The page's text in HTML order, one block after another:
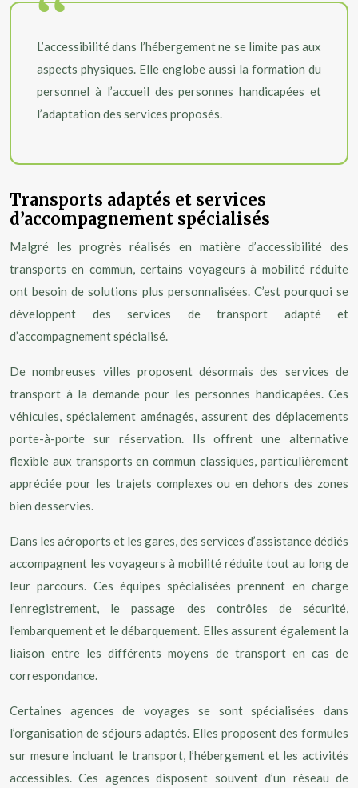
L’accessibilité dans l’hébergement ne se limite pas aux
aspects physiques. Elle englobe aussi la formation du
personnel à l’accueil des personnes handicapées et
l’adaptation des services proposés.
Transports adaptés et services
d’accompagnement spécialisés
Malgré les progrès réalisés en matière d’accessibilité des
transports en commun, certains voyageurs à mobilité réduite
ont besoin de solutions plus personnalisées. C’est pourquoi se
développent des services de transport adapté et
d’accompagnement spécialisé.
De nombreuses villes proposent désormais des services de
transport à la demande pour les personnes handicapées. Ces
véhicules, spécialement aménagés, assurent des déplacements
porte-à-porte sur réservation. Ils offrent une alternative
flexible aux transports en commun classiques, particulièrement
appréciée pour les trajets complexes ou en dehors des zones
bien desservies.
Dans les aéroports et les gares, des services d’assistance dédiés
accompagnent les voyageurs à mobilité réduite tout au long de
leur parcours. Ces équipes spécialisées prennent en charge
l’enregistrement, le passage des contrôles de sécurité,
l’embarquement et le débarquement. Elles assurent également la
liaison entre les différents moyens de transport en cas de
correspondance.
Certaines agences de voyages se sont spécialisées dans
l’organisation de séjours adaptés. Elles proposent des formules
sur mesure incluant le transport, l’hébergement et les activités
accessibles. Ces agences disposent souvent d’un réseau de